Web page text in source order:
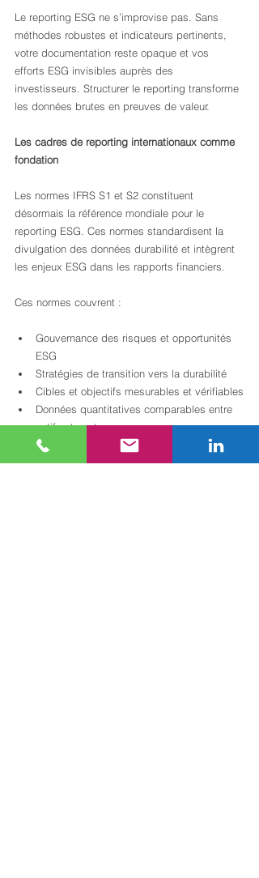
Le reporting ESG ne s’improvise pas. Sans
méthodes robustes et indicateurs pertinents,
votre documentation reste opaque et vos
efforts ESG invisibles auprès des
investisseurs. Structurer le reporting transforme
les données brutes en preuves de valeur.
Les cadres de reporting internationaux comme
fondation
Les normes IFRS S1 et S2 constituent
désormais la référence mondiale pour le
reporting ESG. Ces normes standardisent la
divulgation des données durabilité et intègrent
les enjeux ESG dans les rapports financiers.
Ces normes couvrent :
Gouvernance des risques et opportunités
ESG
Stratégies de transition vers la durabilité
Cibles et objectifs mesurables et vérifiables
Données quantitatives comparables entre
actifs et secteurs
Les normes GRI pour l’approche sectorielle